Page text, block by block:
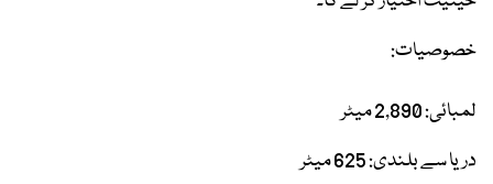
خصوصیات:
لمبائی: 2,890 میٹر
دریا سے بلندی: 625 میٹر